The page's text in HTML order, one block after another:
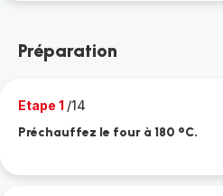
Préparation
Etape 1 /14
Préchauffez le four à 180 °C.